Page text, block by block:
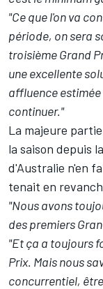
"Ce que l'on va
période, on sera
troisième Grand
une excellente
affluence estimée
continuer."
La majeure
la saison depuis
d'Australie n'en
tenait en
"Nous avons
des premiers
"Et ça a toujours
Prix. Mais nous
concurrentiel,